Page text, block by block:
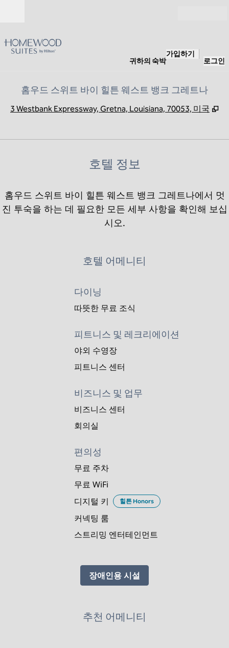
귀하의 숙박
가입하기
로그인
홈우드 스위트 바이 힐튼 웨스트 뱅크 그레트나
3 Westbank Expressway, Gretna, Louisiana, 70053, 미국 ,
호텔 정보
홈우드 스위트 바이 힐튼 웨스트 뱅크 그레트나에서 멋
진 투숙을 하는 데 필요한 모든 세부 사항을 확인해 보십
시오.
호텔 어메니티
다이닝
따뜻한 무료 조식
피트니스 및 레크리에이션
야외 수영장
피트니스 센터
비즈니스 및 업무
비즈니스 센터
회의실
편의성
무료 주차
무료 WiFi
디지털 키
힐튼 Honors
커넥팅 룸
스트리밍 엔터테인먼트
장애인용 시설
추천 어메니티
피트니스 센터